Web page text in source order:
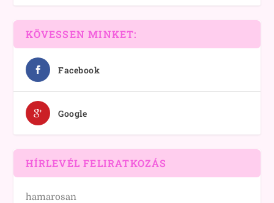
KÖVESSEN MINKET:
Facebook
Google
HÍRLEVÉL FELIRATKOZÁS
hamarosan